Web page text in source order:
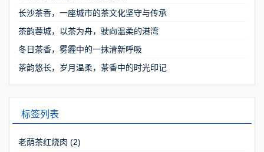
长沙茶香，一座城市的茶文化坚守与传承
茶韵蓉城，以茶为舟，驶向温柔的港湾
冬日茶香，雾霾中的一抹清新呼吸
茶韵悠长，岁月温柔，茶香中的时光印记
标签列表
老荫茶红烧肉 (2)